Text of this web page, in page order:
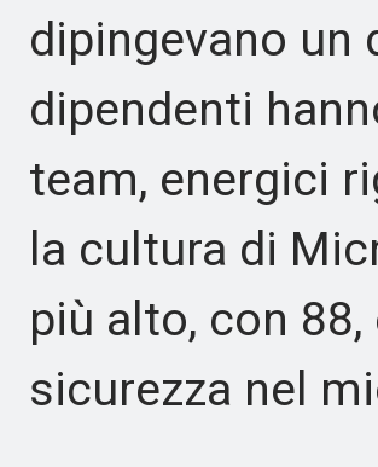
dipingevano un
dipendenti
team, energici
la cultura di
più alto, con
sicurezza nel